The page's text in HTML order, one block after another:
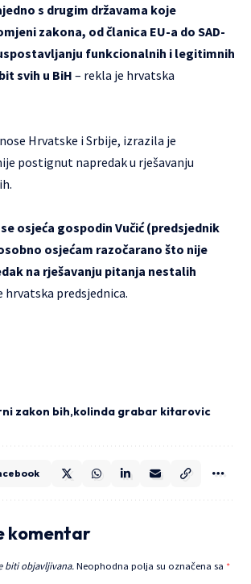
s drugim državama koje
zakona, od članica EU-a do SAD-
funkcionalnih i legitimnih
svih u BiH– rekla je hrvatska
Hrvatske i Srbije, izrazila je
postignut napredak u rješavanju
osjeća gospodin Vučić (predsjednik
osjećam razočarano što nije
na rješavanju pitanja nestalih
hrvatska predsjednica.
zakon bih kolinda grabar kitarovic
komentar
biti objavljivana.Neophodna polja su označena sa *